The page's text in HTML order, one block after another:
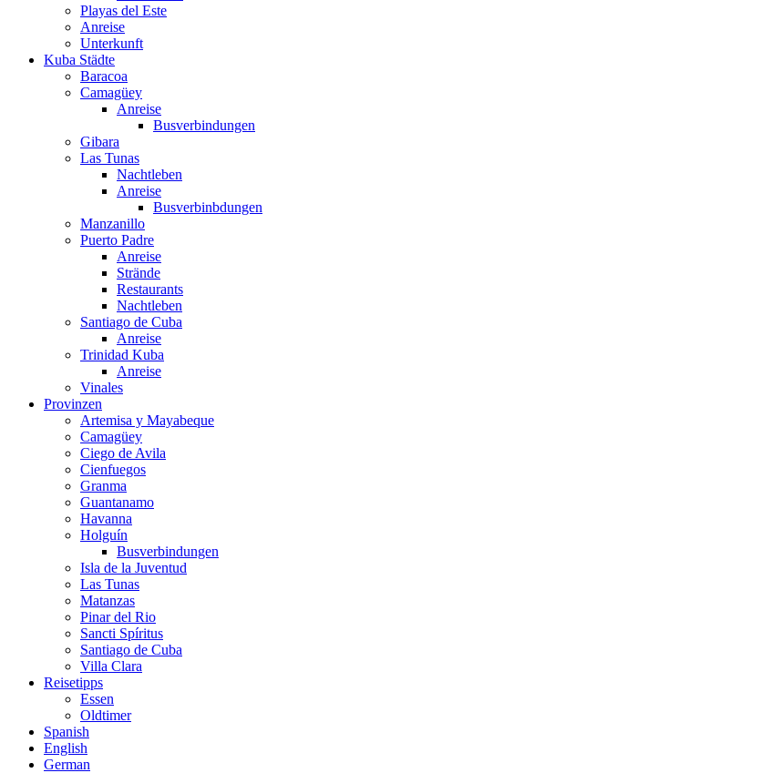
Playas del Este
Anreise
Unterkunft
Kuba Städte
Baracoa
Camagüey
Anreise
Busverbindungen
Gibara
Las Tunas
Nachtleben
Anreise
Busverbinbdungen
Manzanillo
Puerto Padre
Anreise
Strände
Restaurants
Nachtleben
Santiago de Cuba
Anreise
Trinidad Kuba
Anreise
Vinales
Provinzen
Artemisa y Mayabeque
Camagüey
Ciego de Avila
Cienfuegos
Granma
Guantanamo
Havanna
Holguín
Busverbindungen
Isla de la Juventud
Las Tunas
Matanzas
Pinar del Rio
Sancti Spíritus
Santiago de Cuba
Villa Clara
Reisetipps
Essen
Oldtimer
Spanish
English
German